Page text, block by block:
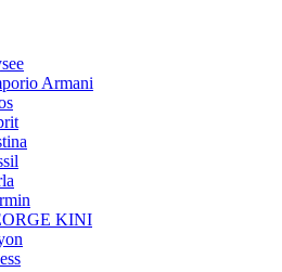
Armani
KINI